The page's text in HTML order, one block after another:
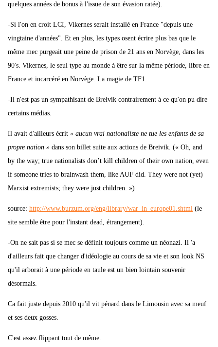
quelques années de bonus à l'issue de son évasion ratée).
-Si l'on en croit LCI, Vikernes serait installé en France "depuis une
vingtaine d'années". Et en plus, les types osent écrire plus bas que le
même mec purgeait une peine de prison de 21 ans en Norvège, dans les
90's. Vikernes, le seul type au monde à être sur la même période, libre en
France et incarcéré en Norvège. La magie de TF1.
-Il n'est pas un sympathisant de Breivik contrairement à ce qu'on pu dire
certains médias.
Il avait d'ailleurs écrit « aucun vrai nationaliste ne tue les enfants de sa
propre nation » dans son billet suite aux actions de Breivik. (« Oh, and
by the way; true nationalists don’t kill children of their own nation, even
if someone tries to brainwash them, like AUF did. They were not (yet)
Marxist extremists; they were just children. »)
source: http://www.burzum.org/eng/library/war_in_europe01.shtml (le
site semble être pour l'instant dead, étrangement).
-On ne sait pas si se mec se définit toujours comme un néonazi. Il 'a
d'ailleurs fait que changer d'idéologie au cours de sa vie et son look NS
qu'il arborait à une période en taule est un bien lointain souvenir
désormais.
Ca fait juste depuis 2010 qu'il vit pénard dans le Limousin avec sa meuf
et ses deux gosses.
C'est assez flippant tout de même.